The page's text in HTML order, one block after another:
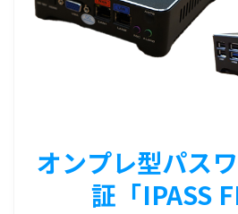
オンプレ型パス
証「IPASS